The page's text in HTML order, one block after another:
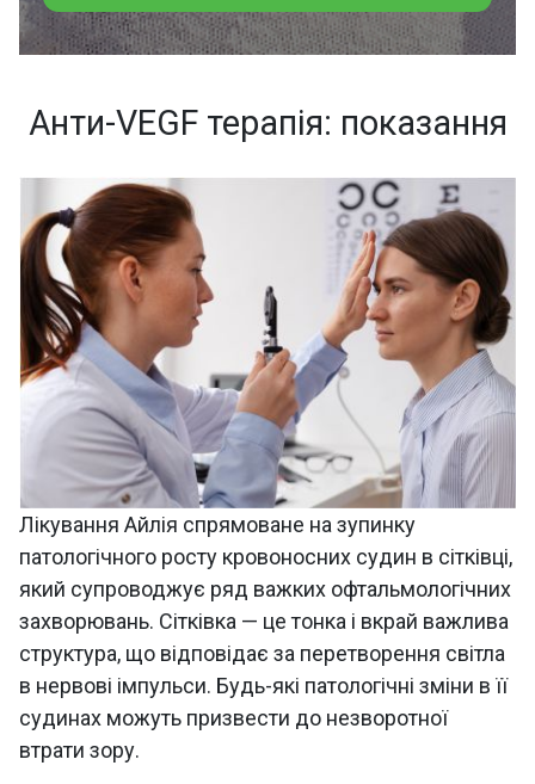
Анти-VEGF терапія: показання
Лікування Айлія спрямоване на зупинку
патологічного росту кровоносних судин в сітківці,
який супроводжує ряд важких офтальмологічних
захворювань. Сітківка — це тонка і вкрай важлива
структура, що відповідає за перетворення світла
в нервові імпульси. Будь-які патологічні зміни в її
судинах можуть призвести до незворотної
втрати зору.